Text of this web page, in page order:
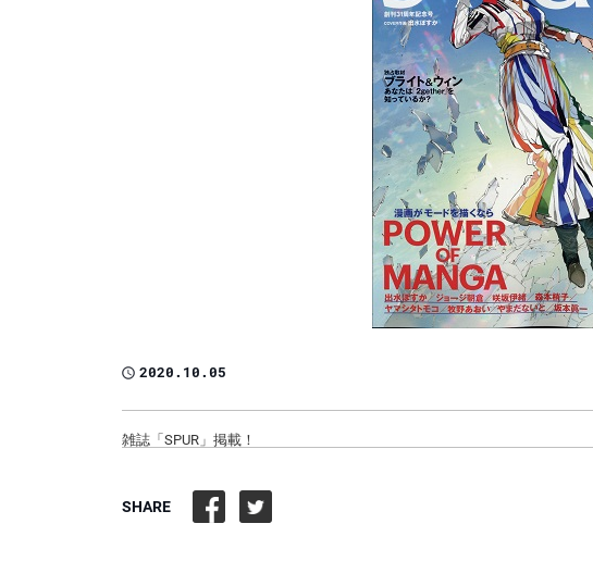
2020.10.05
雑誌「SPUR」掲載！
SHARE